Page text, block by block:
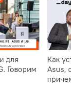
для
Говорим
Как
Asus,